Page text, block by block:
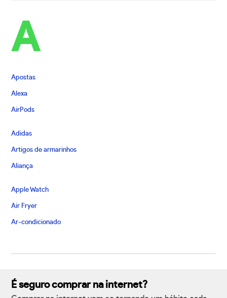
A
Apostas
Alexa
AirPods
Adidas
Artigos de armarinhos
Aliança
Apple Watch
Air Fryer
Ar-condicionado
É seguro comprar na internet?